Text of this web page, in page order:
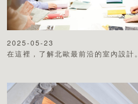
2025-05-23
在這裡，了解北歐最前沿的室內設計。